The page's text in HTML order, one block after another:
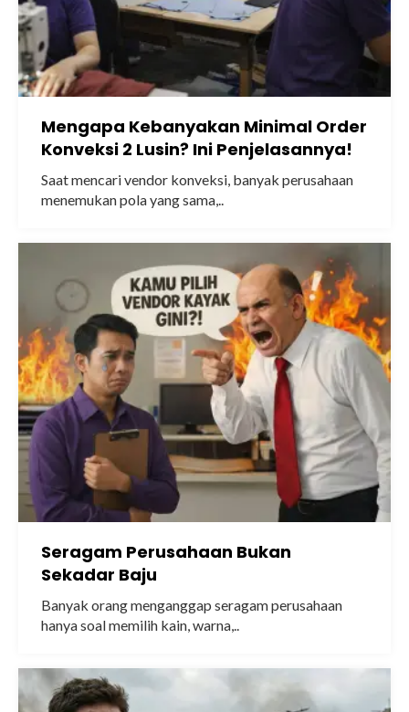
Mengapa Kebanyakan Minimal Order
Konveksi 2 Lusin? Ini Penjelasannya!
Saat mencari vendor konveksi, banyak perusahaan
menemukan pola yang sama,..
Seragam Perusahaan Bukan
Sekadar Baju
Banyak orang menganggap seragam perusahaan
hanya soal memilih kain, warna,..